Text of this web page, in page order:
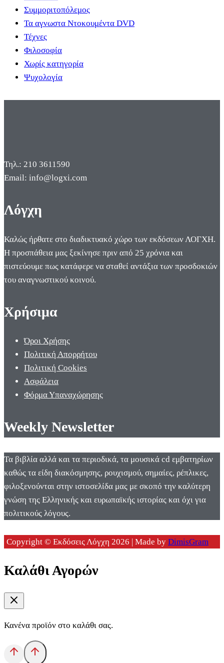
Συμμοριτοπόλεμος
Τα αγνωστα Ντοκουμέντα DVD
Τέχνες
Φιλοσοφία
Χωρίς κατηγορία
Ψυχολογία
Τηλ.: 210 3611590
Email: info@logxi.com
Λόγχη
Καλώς ήρθατε στο διαδικτυακό χώρο των εκδόσεων ΛΟΓΧΗ.
Η προσπάθεια μας ξεκίνησε πριν από 25 χρόνια και
πιστεύουμε πως κατάφερε να σταθεί αντάξια των προσδοκιών
του αναγνωστικού κοινού.
Χρήσιμα
Όροι Χρήσης
Πολιτική Απορρήτου
Πολιτική Cookies
Ασφάλεια
Φόρμα Υπαναχώρησης
Weekly Newsletter
Τα βιβλία αλλά και τα περιοδικά, τα μουσικά cd εμβατηρίων
καθώς τα είδη διακόσμησης, ρουχισμού, σημαίες, ρέπλικες,
φιλοξενούνται στην ιστοσελίδα μας με σκοπό την καλύτερη
γνώση της Ελληνικής και ευρωπαϊκής ιστορίας και όχι για
πολιτικούς λόγους.
Copyright © Εκδόσεις Λόγχη 2026 | Made by DimisGram
Καλάθι Αγορών
Κανένα προϊόν στο καλάθι σας.